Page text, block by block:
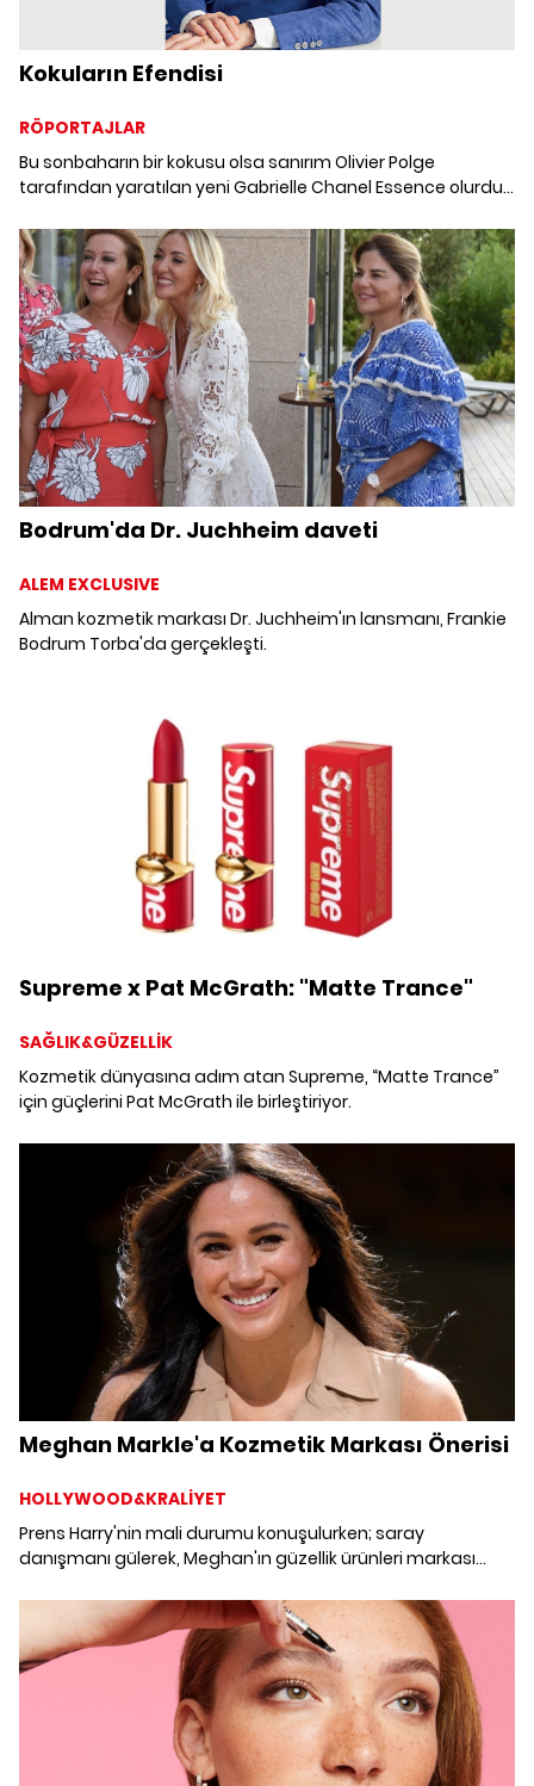
Kokuların Efendisi
RÖPORTAJLAR
Bu sonbaharın bir kokusu olsa sanırım Olivier Polge
tarafından yaratılan yeni Gabrielle Chanel Essence olurdu.
buluştuk.
Bodrum'da Dr. Juchheim daveti
ALEM EXCLUSIVE
Alman kozmetik markası Dr. Juchheim'ın lansmanı, Frankie
Bodrum Torba'da gerçekleşti.
Supreme x Pat McGrath: "Matte Trance"
SAĞLIK&GÜZELLİK
Kozmetik dünyasına adım atan Supreme, “Matte Trance”
için güçlerini Pat McGrath ile birleştiriyor.
Meghan Markle'a Kozmetik Markası Önerisi
HOLLYWOOD&KRALİYET
Prens Harry'nin mali durumu konuşulurken; saray
danışmanı gülerek, Meghan'ın güzellik ürünleri markası